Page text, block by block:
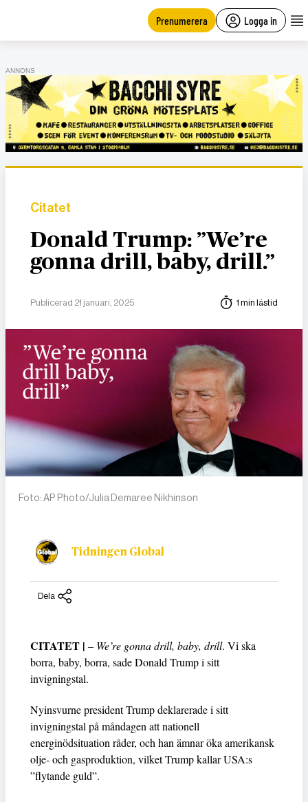
Prenumerera Logga in
ANNONS
Citatet
Donald Trump: ”We’re
gonna drill, baby, drill.”
Publicerad 21 januari, 2025 1 min lästid
Foto: AP Photo/Julia Demaree Nikhinson
Tidningen Global
Dela
CITATET | – We’re gonna drill, baby, drill. Vi ska
borra, baby, borra, sade Donald Trump i sitt
invigningstal.
Nyinsvurne president Trump deklarerade i sitt
invigningstal på måndagen att nationell
energinödsituation råder, och han ämnar öka amerikansk
olje- och gasproduktion, vilket Trump kallar USA:s
”flytande guld”.